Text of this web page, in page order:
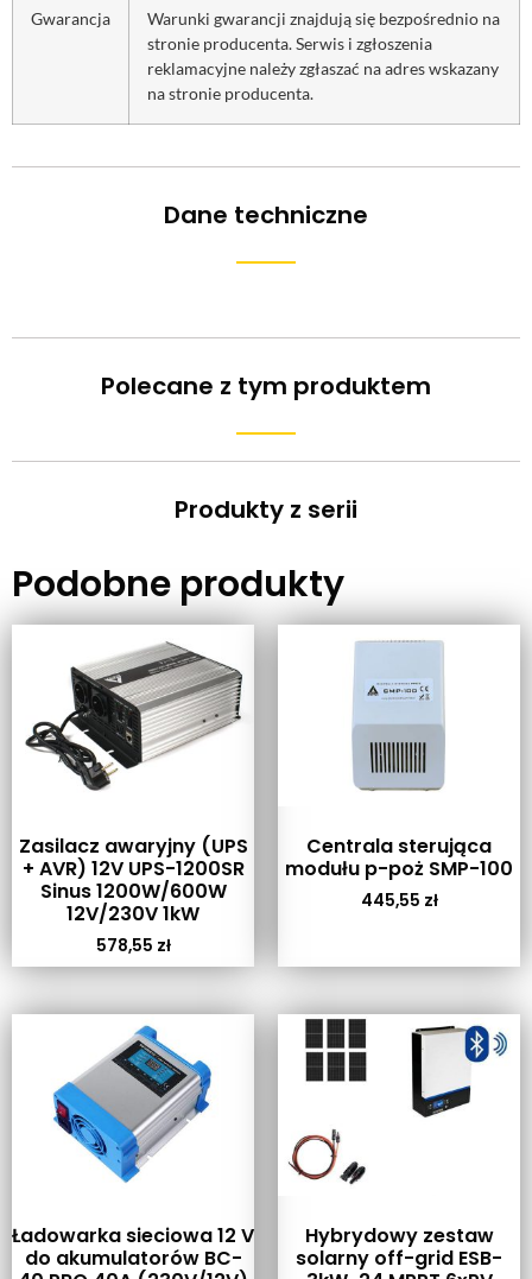
Gwarancja
Warunki gwarancji znajdują się bezpośrednio na
stronie producenta. Serwis i zgłoszenia
reklamacyjne należy zgłaszać na adres wskazany
na stronie producenta.
Dane techniczne
Polecane z tym produktem
Produkty z serii
Podobne produkty
Zasilacz awaryjny (UPS
+ AVR) 12V UPS-1200SR
Sinus 1200W/600W
12V/230V 1kW
578,55 zł
Centrala sterująca
modułu p-poż SMP-100
445,55 zł
Ładowarka sieciowa 12 V
do akumulatorów BC-
Hybrydowy zestaw
solarny off-grid ESB-